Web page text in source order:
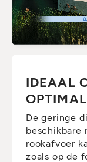
IDEAAL
De geringe
beschikbare
rookafvoer
zoals op de